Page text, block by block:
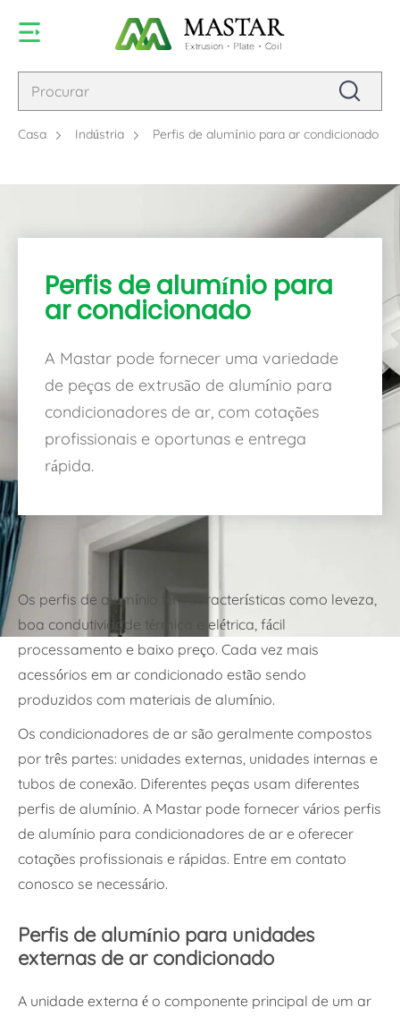
Casa Indústria Perfis de alumínio para ar condicionado
Perfis de alumínio para
ar condicionado
A Mastar pode fornecer uma variedade
de peças de extrusão de alumínio para
condicionadores de ar, com cotações
profissionais e oportunas e entrega
rápida.
Os perfis de alumínio têm características como leveza,
boa condutividade térmica e elétrica, fácil
processamento e baixo preço. Cada vez mais
acessórios em ar condicionado estão sendo
produzidos com materiais de alumínio.
Os condicionadores de ar são geralmente compostos
por três partes: unidades externas, unidades internas e
tubos de conexão. Diferentes peças usam diferentes
perfis de alumínio. A Mastar pode fornecer vários perfis
de alumínio para condicionadores de ar e oferecer
cotações profissionais e rápidas. Entre em contato
conosco se necessário.
Perfis de alumínio para unidades
externas de ar condicionado
A unidade externa é o componente principal de um ar